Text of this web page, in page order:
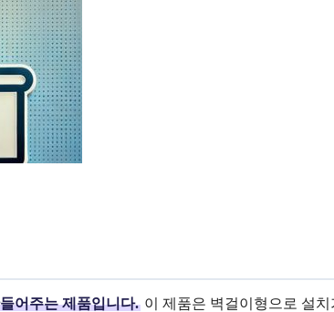
어주는 제품입니다. 이 제품은 벽걸이형으로 설치